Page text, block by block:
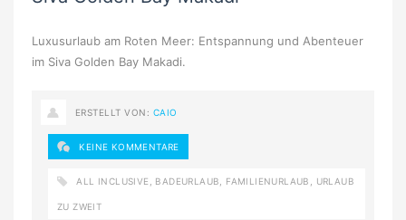
Luxusurlaub am Roten Meer: Entspannung und Abenteuer
im Siva Golden Bay Makadi.
ERSTELLT VON: CAIO
KEINE KOMMENTARE
ALL INCLUSIVE BADEURLAUB FAMILIENURLAUB URLAUB
ZU ZWEIT